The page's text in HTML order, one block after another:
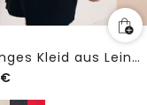
Knielanges Kleid aus Leinenmix
€